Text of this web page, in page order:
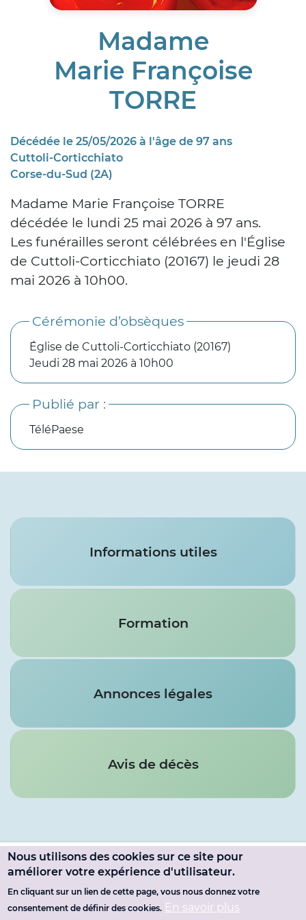
Madame
Marie Françoise
TORRE
Décédée le 25/05/2026 à l'âge de 97 ans
Cuttoli-Corticchiato
Corse-du-Sud (2A)
Madame Marie Françoise TORRE
décédée le lundi 25 mai 2026 à 97 ans.
Les funérailles seront célébrées en l'Église
de Cuttoli-Corticchiato (20167) le jeudi 28
mai 2026 à 10h00.
Cérémonie d’obsèques
Église de Cuttoli-Corticchiato (20167)
Jeudi 28 mai 2026 à 10h00
Publié par :
TéléPaese
Services
Informations utiles
Formation
Annonces légales
Avis de décès
Menu
du
SE CONNECTER
Pied
MENTIONS LÉGALES
Nous utilisons des cookies sur ce site pour
améliorer votre expérience d'utilisateur.
En cliquant sur un lien de cette page, vous nous donnez votre
consentement de définir des cookies. En savoir plus